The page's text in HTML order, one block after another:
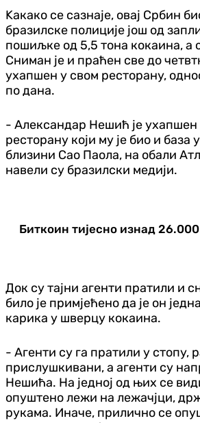
Kакако се сазнаје, овај Србин
бразилске полиције још од
пошиљке од 5,5 тона кокаина, а
Сниман је и праћен све до
ухапшен у свом ресторану,
по дана.
- Александар Нешић је ухапшен
ресторану који му је био и база
близини Сао Паола, на обали
навели су бразилски медији.
Биткоин тијесно изнад
Док су тајни агенти пратили и
било је примјећено да је он
карика у шверцу кокаина.
- Агенти су га пратили у стопу,
прислушкивани, а агенти су
Нешића. На једној од њих се
опуштено лежи на лежачјци,
рукама. Иначе, прилично се